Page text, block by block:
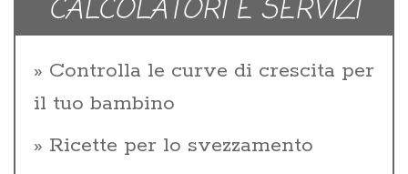
CALCOLATORI E SERVIZI
Controlla le curve di crescita per
il tuo bambino
Ricette per lo svezzamento